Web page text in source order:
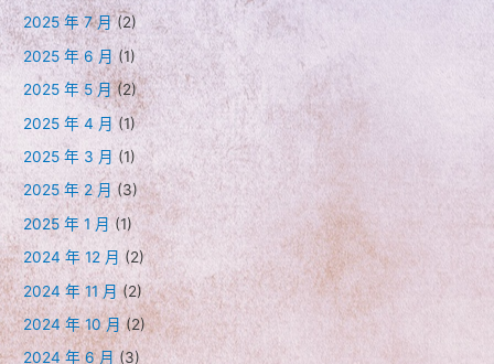
2025 年 7 月(2)
2025 年 6 月(1)
2025 年 5 月(2)
2025 年 4 月(1)
2025 年 3 月 (1)
2025 年 2 月(3)
2025 年 1 月 (1)
2024 年 12 月 (2)
2024 年 11 月 (2)
2024 年 10 月(2)
2024 年 6 月(3)